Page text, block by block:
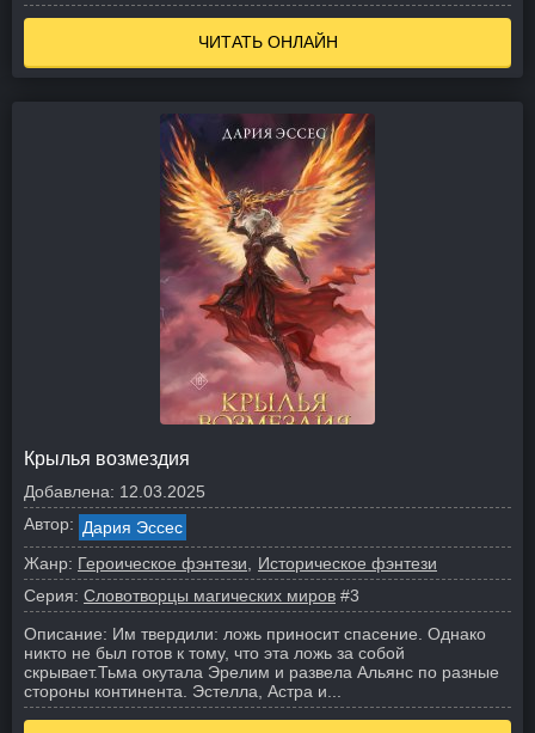
ЧИТАТЬ ОНЛАЙН
Крылья возмездия
Добавлена: 12.03.2025
Автор: Дария Эссес
Жанр: Героическое фэнтези
Историческое фэнтези
Серия: Словотворцы магических миров #3
Описание: Им твердили: ложь приносит спасение. Однако
никто не был готов к тому, что эта ложь за собой
скрывает.Тьма окутала Эрелим и развела Альянс по разные
стороны континента. Эстелла, Астра и...